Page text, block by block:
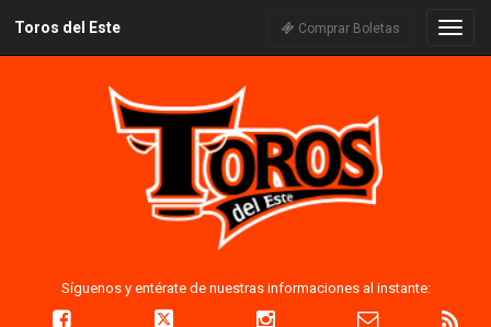
Toros del Este Comprar Boletas
Síguenos y entérate de nuestras informaciones al instante: